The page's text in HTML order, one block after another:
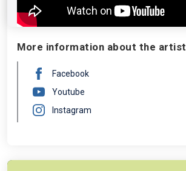
More information about the artist
Facebook
Youtube
Instagram